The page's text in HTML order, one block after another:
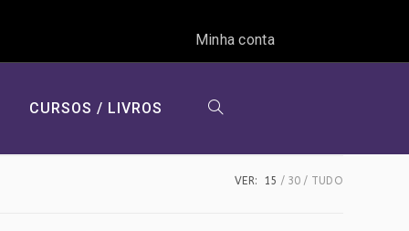
Minha conta
CURSOS / LIVROS ALTERNAR
VER: 15 30 TUDO